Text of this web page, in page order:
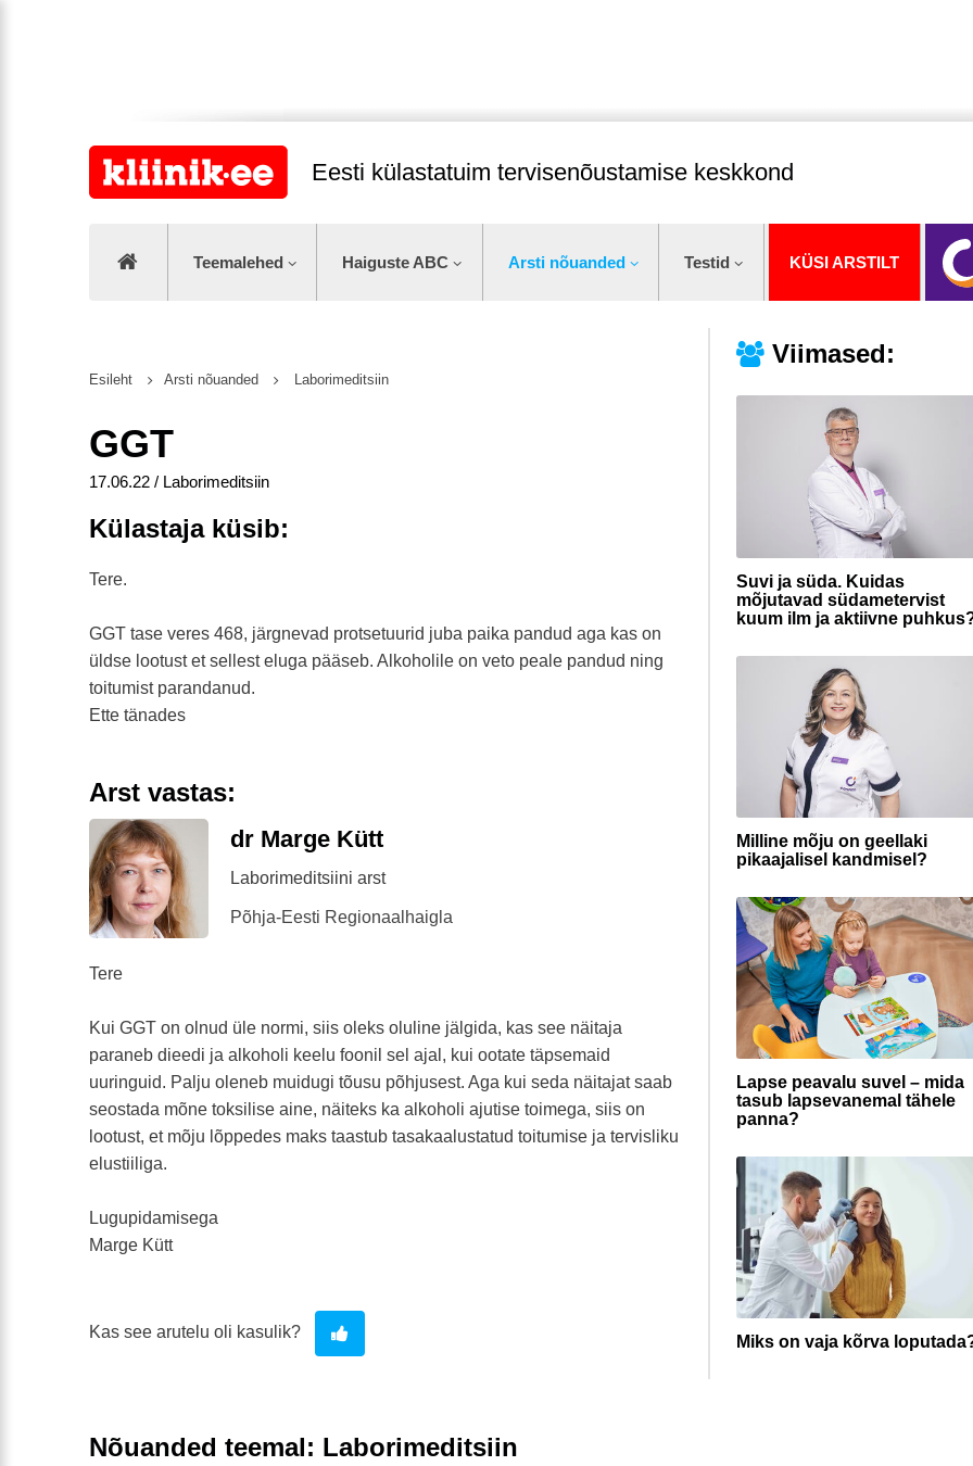
Eesti külastatuim tervisenõustamise keskkond
Teemalehed Haiguste ABC Arsti nõuanded Testid KÜSI ARSTILT
Viimased:
Suvi ja süda. Kuidas
mõjutavad südametervist
kuum ilm ja aktiivne
Milline mõju on geellaki
pikaajalisel kandmisel?
Lapse peavalu suvel – mida
tasub lapsevanemal tähele
panna?
Miks on vaja kõrva
Esileht Arsti nõuanded Laborimeditsiin
GGT
17.06.22 / Laborimeditsiin
Külastaja küsib:
Tere.
GGT tase veres 468, järgnevad protsetuurid juba paika pandud aga kas on
üldse lootust et sellest eluga pääseb. Alkoholile on veto peale pandud ning
toitumist parandanud.
Ette tänades
Arst vastas:
dr Marge Kütt
Laborimeditsiini arst
Põhja-Eesti Regionaalhaigla
Tere
Kui GGT on olnud üle normi, siis oleks oluline jälgida, kas see näitaja
paraneb dieedi ja alkoholi keelu foonil sel ajal, kui ootate täpsemaid
uuringuid. Palju oleneb muidugi tõusu põhjusest. Aga kui seda näitajat saab
seostada mõne toksilise aine, näiteks ka alkoholi ajutise toimega, siis on
lootust, et mõju lõppedes maks taastub tasakaalustatud toitumise ja tervisliku
elustiiliga.
Lugupidamisega
Marge Kütt
Kas see arutelu oli kasulik?
Nõuanded teemal: Laborimeditsiin